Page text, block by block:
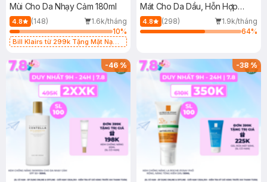
Mùi Cho Da Nhạy Cảm 180ml
4.8 (148)
1.6k/tháng
10%
Bill Klairs từ 299k Tặng Mặt Nạ
25ml (SL Có Hạn)
Mát Cho Da Dầu, Hỗn Hợp
400ml
4.8 (298)
1.9k/tháng
64%
-46% -38%